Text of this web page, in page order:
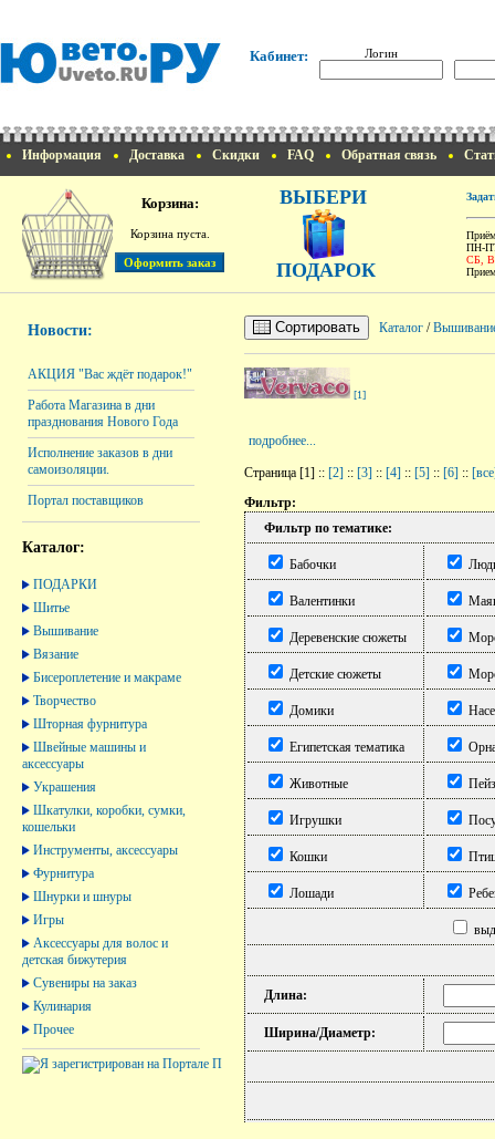
Кабинет: Логин
Информация Доставка Скидки FAQ Обратная связь
Корзина:
Корзина пуста.
ВЫБЕРИ
ПОДАРОК
ПН-
СБ,
Новости:
АКЦИЯ "Вас ждёт подарок!"
Работа Магазина в дни
празднования Нового Года
Исполнение заказов в дни
самоизоляции.
Портал поставщиков
Каталог:
ПОДАРКИ
Шитье
Вышивание
Вязание
Бисероплетение и макраме
Творчество
Шторная фурнитура
Швейные машины и
аксессуары
Украшения
Шкатулки, коробки, сумки,
кошельки
Инструменты, аксессуары
Фурнитура
Шнурки и шнуры
Игры
Аксессуары для волос и
детская бижутерия
Сувениры на заказ
Кулинария
Прочее
Сортировать Каталог /
[1]
подробнее...
Страница [1] :: [2] :: [3] :: [4] :: [5] :: [6] ::
Фильтр:
Фильтр по тематике:
Бабочки
Валентинки
Деревенские сюжеты
Детские сюжеты
Домики
Египетская тематика
Животные
Игрушки
Кошки
Лошади
Длина:
Ширина/Диаметр: